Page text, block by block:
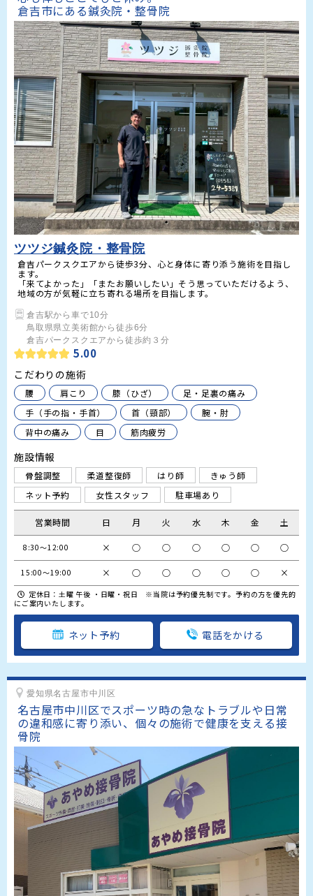
倉吉市にある鍼灸院・整骨院
ツツジ鍼灸院・整骨院
倉吉パークスクエアから徒歩3分、心と身体に寄り添う施術を目指し
ます。
「来てよかった」「またお願いしたい」そう思っていただけるよう、
地域の方が気軽に立ち寄れる場所を目指します。
倉吉駅から車で10分
鳥取県県立美術館から徒歩6分
倉吉パークスクエアから徒歩約３分
5.00
こだわりの施術
腰 肩こり 膝（ひざ）
足・足裏の痛み
手（手の指・手首）
首（頸部）
腕・肘
背中の痛み
目 筋肉疲労
施設情報
骨盤調整 柔道整復師 はり師
きゅう師
ネット予約
女性スタッフ 駐車場あり
営業時間 日 月 火 水 木 金 土
8:30〜12:00 × ○ ○ ○ ○ ○ ○
15:00〜19:00 × ○ ○ ○ ○ ○ ×
定休日：土曜 午後 ・日曜・祝日 ※当院は予約優先制です。予約の方を優先的
にご案内いたします。
ネット予約 電話をかける
愛知県名古屋市中川区
名古屋市中川区でスポーツ時の急なトラブルや日常
の違和感に寄り添い、個々の施術で健康を支える接
骨院